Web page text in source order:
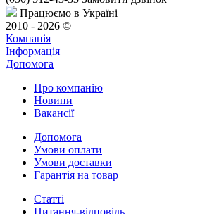
Працюємо в Україні
2010 - 2026 ©
Компанія
Інформація
Допомога
Про компанію
Новини
Вакансії
Допомога
Умови оплати
Умови доставки
Гарантія на товар
Статті